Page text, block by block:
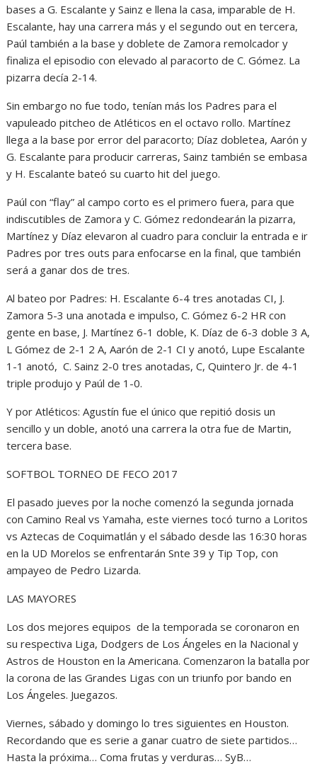
bases a G. Escalante y Sainz e llena la casa, imparable de H.
Escalante, hay una carrera más y el segundo out en tercera,
Paúl también a la base y doblete de Zamora remolcador y
finaliza el episodio con elevado al paracorto de C. Gómez. La
pizarra decía 2-14.
Sin embargo no fue todo, tenían más los Padres para el
vapuleado pitcheo de Atléticos en el octavo rollo. Martínez
llega a la base por error del paracorto; Díaz dobletea, Aarón y
G. Escalante para producir carreras, Sainz también se embasa
y H. Escalante bateó su cuarto hit del juego.
Paúl con “flay” al campo corto es el primero fuera, para que
indiscutibles de Zamora y C. Gómez redondearán la pizarra,
Martínez y Díaz elevaron al cuadro para concluir la entrada e ir
Padres por tres outs para enfocarse en la final, que también
será a ganar dos de tres.
Al bateo por Padres: H. Escalante 6-4 tres anotadas CI, J.
Zamora 5-3 una anotada e impulso, C. Gómez 6-2 HR con
gente en base, J. Martínez 6-1 doble, K. Díaz de 6-3 doble 3 A,
L Gómez de 2-1 2 A, Aarón de 2-1 CI y anotó, Lupe Escalante
1-1 anotó, C. Sainz 2-0 tres anotadas, C, Quintero Jr. de 4-1
triple produjo y Paúl de 1-0.
Y por Atléticos: Agustín fue el único que repitió dosis un
sencillo y un doble, anotó una carrera la otra fue de Martin,
tercera base.
SOFTBOL TORNEO DE FECO 2017
El pasado jueves por la noche comenzó la segunda jornada
con Camino Real vs Yamaha, este viernes tocó turno a Loritos
vs Aztecas de Coquimatlán y el sábado desde las 16:30 horas
en la UD Morelos se enfrentarán Snte 39 y Tip Top, con
ampayeo de Pedro Lizarda.
LAS MAYORES
Los dos mejores equipos de la temporada se coronaron en
su respectiva Liga, Dodgers de Los Ángeles en la Nacional y
Astros de Houston en la Americana. Comenzaron la batalla por
la corona de las Grandes Ligas con un triunfo por bando en
Los Ángeles. Juegazos.
Viernes, sábado y domingo lo tres siguientes en Houston.
Recordando que es serie a ganar cuatro de siete partidos…
Hasta la próxima… Coma frutas y verduras… SyB…